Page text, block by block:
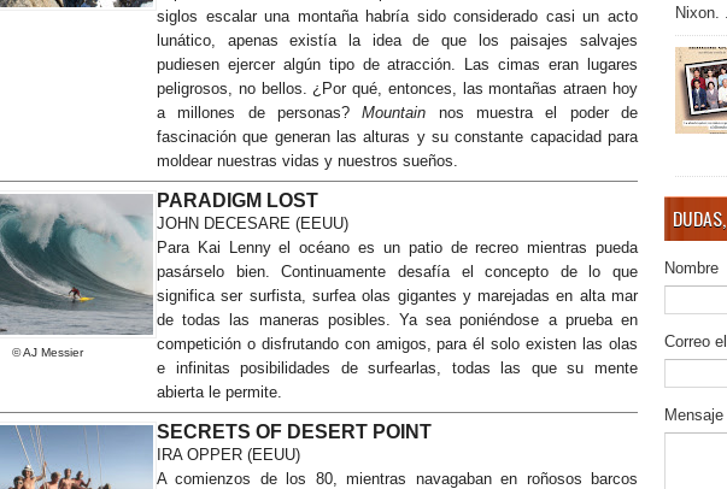
siglos escalar una montaña habría sido considerado casi un acto
lunático, apenas existía la idea de que los paisajes salvajes
pudiesen ejercer algún tipo de atracción. Las cimas eran lugares
peligrosos, no bellos. ¿Por qué, entonces, las montañas atraen hoy
a millones de personas?Mountain nos muestra el poder de
fascinación que generan las alturas y su constante capacidad para
moldear nuestras vidas y nuestros sueños.
© AJ Messier
PARADIGM LOST
JOHN DECESARE (EEUU)
Para Kai Lenny el océano es un patio de recreo mientras pueda
pasárselo bien. Continuamente desafía el concepto de lo que
significa ser surfista, surfea olas gigantes y marejadas en alta mar
de todas las maneras posibles. Ya sea poniéndose a prueba en
competición o disfrutando con amigos, para él solo existen las olas
e infinitas posibilidades de surfearlas, todas las que su mente
abierta le permite.
SECRETS OF DESERT POINT
IRA OPPER (EEUU)
A comienzos de los 80, mientras navagaban en roñosos barcos
Nixon.
Nombre
Correo
Mensaje